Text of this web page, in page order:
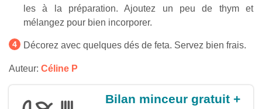
les à la préparation. Ajoutez un peu de thym et
mélangez pour bien incorporer.
Décorez avec quelques dés de feta. Servez bien frais.
Auteur: Céline P
Bilan minceur gratuit +